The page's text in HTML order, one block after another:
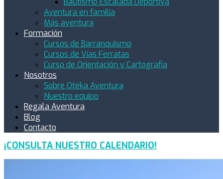
Aventura en familia
Más aventura
Formación
Cursos de Barranquismo
Cursos de Vías Ferratas
Curso de Orientación y Cartografía
Nosotros
Sobre Oteka Aventura
Nuestro equipo
Regala Aventura
Blog
Contacto
¡CONSULTA NUESTRO CALENDARIO!